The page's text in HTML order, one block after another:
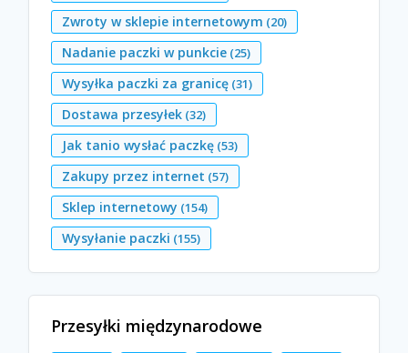
Zwroty w sklepie internetowym (20)
Nadanie paczki w punkcie (25)
Wysyłka paczki za granicę (31)
Dostawa przesyłek (32)
Jak tanio wysłać paczkę (53)
Zakupy przez internet (57)
Sklep internetowy (154)
Wysyłanie paczki (155)
Przesyłki międzynarodowe